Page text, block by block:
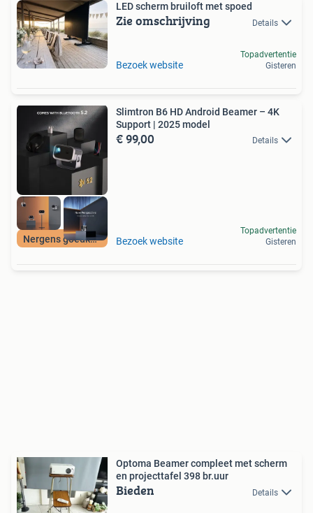
LED scherm bruiloft met spoed
Zie omschrijving Details
Bezoek website
Topadvertentie
Gisteren
Nergens goedkoper
Slimtron B6 HD Android Beamer – 4K
Support | 2025 model
€ 99,00 Details
Bezoek website
Topadvertentie
Gisteren
Optoma Beamer compleet met scherm
en projecttafel 398 br.uur
Bieden Details